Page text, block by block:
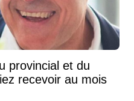
provincial et du
recevoir au mois